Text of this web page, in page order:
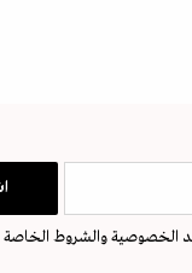
الخصوصيةوالشروط الخاصة